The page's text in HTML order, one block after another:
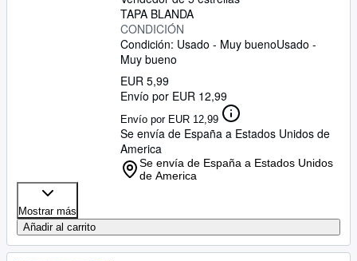
TAPA BLANDA
CONDICIÓN
Condición: Usado - Muy buenoUsado -
Muy bueno
EUR 5,99
Envío por EUR 12,99
Envío por EUR 12,99
Se envía de España a Estados Unidos de
America
Se envía de España a Estados Unidos
de America
Mostrar más
Añadir al carrito